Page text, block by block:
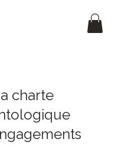
charte